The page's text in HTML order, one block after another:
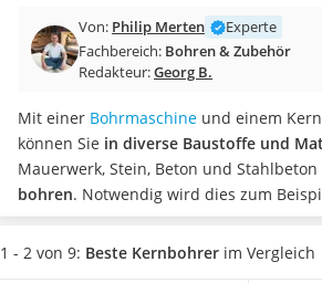
Split-Klimaanlage 2 Innengeräte
Pelletofen
Tiefbrunnenpumpe
Fliesenschneider
Hochdruckreiniger
Doppelschleifer
Überwachungskamera
Benzinrasenmäher mit Elektrostart
Von: Philip Merten
Experte
Fachbereich: Bohren & Zubehör
Redakteur:Georg B.
Mit einer Bohrmaschine und einem
können Sie in diverse Baustoffe und
Mauerwerk, Stein, Beton und Stahlbeton
bohren. Notwendig wird dies zum
von Steckdosenoder demAnbringen
Dunstabzugshaube.Tests im Internet
1 - 2 von 9: Beste Kernbohrer im Vergleich